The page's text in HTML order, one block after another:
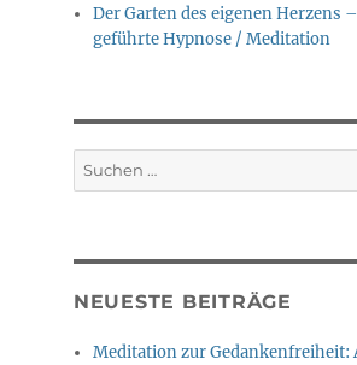
Der Garten des eigenen Herzens
geführte Hypnose / Meditation
Suche
nach:
NEUESTE BEITRÄGE
Meditation zur Gedankenfreiheit: